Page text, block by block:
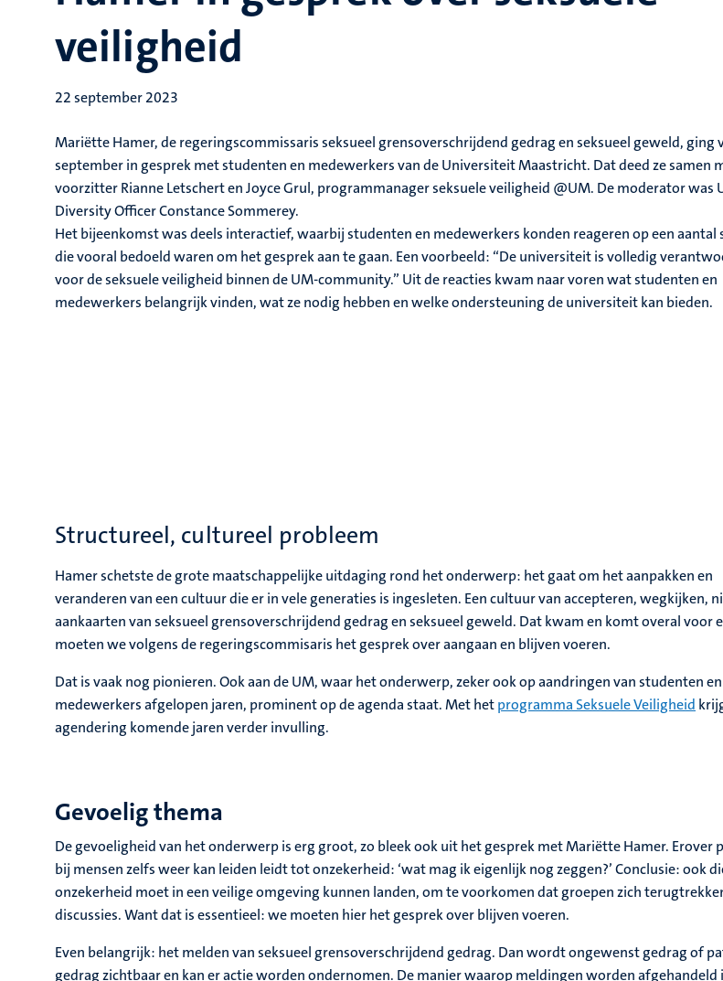
veiligheid
22 september 2023
Mariëtte Hamer, de regeringscommissaris seksueel grensoverschrijdend gedrag en seksueel geweld, ging
september in gesprek met studenten en medewerkers van de Universiteit Maastricht. Dat deed ze samen
voorzitter Rianne Letschert en Joyce Grul, programmanager seksuele veiligheid @UM. De moderator was
Diversity OfficerConstance Sommerey.
Het bijeenkomst was deels interactief, waarbij studenten en medewerkers konden reageren op een aantal
die vooral bedoeld waren om het gesprek aan te gaan. Een voorbeeld: “De universiteit is volledig
voor de seksuele veiligheid binnen de UM-community.” Uit de reacties kwam naar voren wat studenten en
medewerkers belangrijk vinden, wat ze nodig hebben en welke ondersteuning de universiteit kan bieden.
Structureel, cultureel probleem
Hamer schetste de grote maatschappelijke uitdaging rond het onderwerp: het gaat om het aanpakken en
veranderen van een cultuur die er in vele generaties is ingesleten. Een cultuur van accepteren, wegkijken,
aankaarten van seksueel grensoverschrijdend gedrag en seksueel geweld. Dat kwam en komt overal voor
moeten we volgens de regeringscommisaris het gesprek over aangaan en blijven voeren.
Dat is vaak nog pionieren. Ook aan de UM, waar het onderwerp, zeker ook op aandringen van studenten en
medewerkers afgelopen jaren, prominent op de agenda staat. Met hetprogramma Seksuele Veiligheid
agendering komende jaren verder invulling.
Gevoelig thema
De gevoeligheid van het onderwerp is erg groot, zo bleek ook uit het gesprek met Mariëtte Hamer. Erover
bij mensen zelfs weer kan leiden leidt tot onzekerheid: ‘wat mag ik eigenlijk nog zeggen?’ Conclusie: ook
onzekerheid moet in een veilige omgeving kunnen landen, om te voorkomen dat groepen zich
discussies. Want dat is essentieel: we moeten hier het gesprek over blijven voeren.
Even belangrijk: het melden van seksueel grensoverschrijdend gedrag. Dan wordt ongewenst gedrag of
gedrag zichtbaar en kan er actie worden ondernomen. De manier waarop meldingen worden afgehandeld